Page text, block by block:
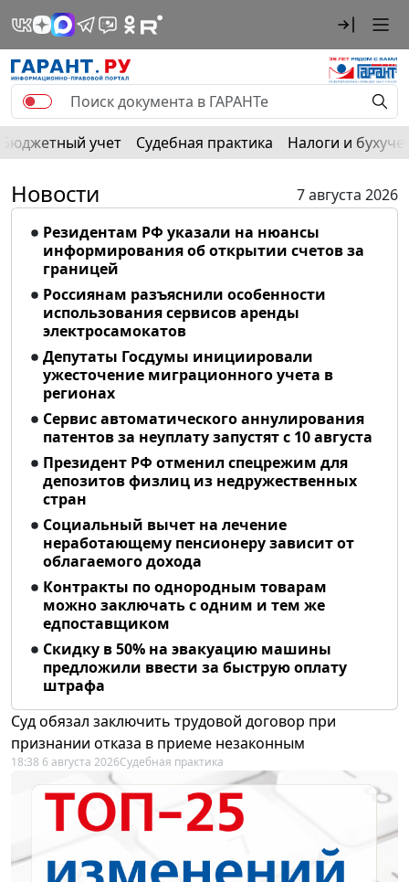
Бюджетный учет Судебная практика Налоги и
Новости
7 августа 2026
Резидентам РФ указали на нюансы
информирования об открытии счетов за
границей
Россиянам разъяснили особенности
использования сервисов аренды
электросамокатов
Депутаты Госдумы инициировали
ужесточение миграционного учета в
регионах
Сервис автоматического аннулирования
патентов за неуплату запустят с 10 августа
Президент РФ отменил спецрежим для
депозитов физлиц из недружественных
стран
Социальный вычет на лечение
неработающему пенсионеру зависит от
облагаемого дохода
Контракты по однородным товарам
можно заключать с одним и тем же
едпоставщиком
Скидку в 50% на эвакуацию машины
предложили ввести за быструю оплату
штрафа
Суд обязал заключить трудовой договор при
признании отказа в приеме незаконным
18:38 6 августа 2026Судебная практика